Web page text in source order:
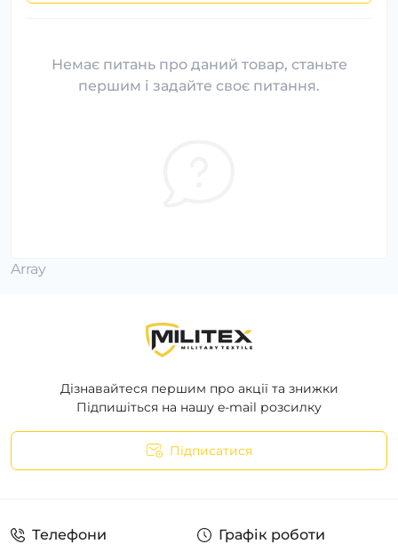
Немає питань про даний товар, станьте
першим і задайте своє питання.
Array
Дізнавайтеся першим про акції та знижки
Підпишіться на нашу e-mail розсилку
Підписатися
Телефони Графік роботи